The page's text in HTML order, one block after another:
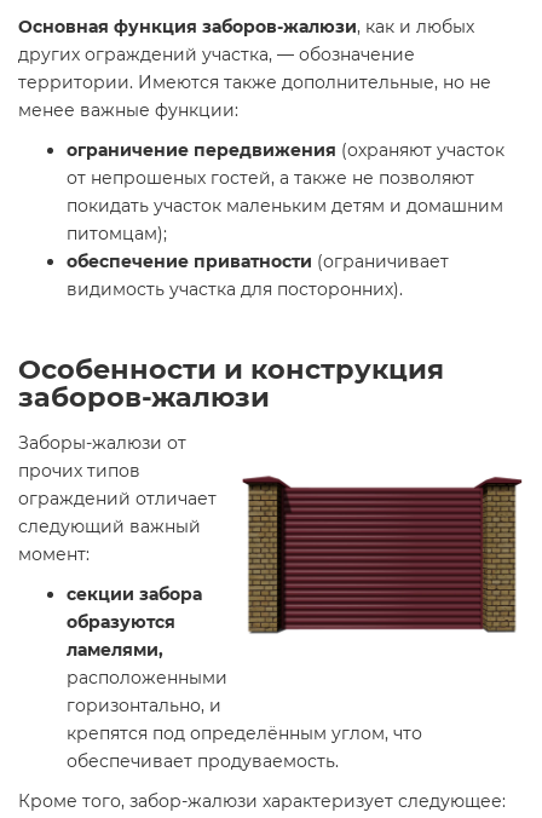
Основная функция заборов-жалюзи, как и любых
других ограждений участка, — обозначение
территории. Имеются также дополнительные, но не
менее важные функции:
ограничение передвижения (охраняют участок
от непрошеных гостей, а также не позволяют
покидать участок маленьким детям и домашним
питомцам);
обеспечение приватности (ограничивает
видимость участка для посторонних).
Особенности и конструкция
заборов-жалюзи
Заборы-жалюзи от
прочих типов
ограждений отличает
следующий важный
момент:
секции забора
образуются
ламелями,
расположенными
горизонтально, и
крепятся под определённым углом, что
обеспечивает продуваемость.
Кроме того, забор-жалюзи характеризует следующее: